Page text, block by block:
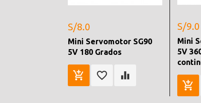
S/8.0
Mini Servomotor SG90
5V 180 Grados
S/9.0
Mini
5V